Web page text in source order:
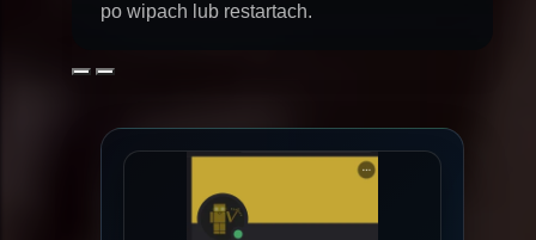
po wipach lub restartach.